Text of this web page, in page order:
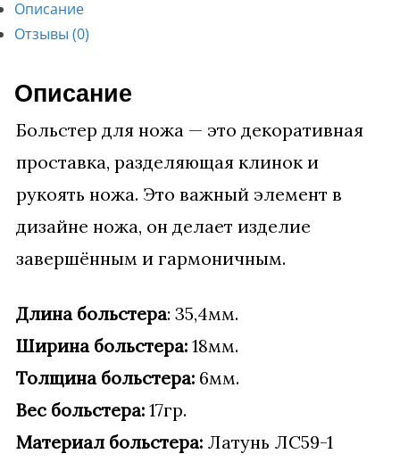
Описание
Отзывы (0)
Описание
Больстер для ножа — это декоративная
проставка, разделяющая клинок и
рукоять ножа. Это важный элемент в
дизайне ножа, он делает изделие
завершённым и гармоничным.
Длина больстера: 35,4мм.
Ширина больстера: 18мм.
Толщина больстера: 6мм.
Вес больстера: 17гр.
Материал больстера: Латунь ЛС59-1